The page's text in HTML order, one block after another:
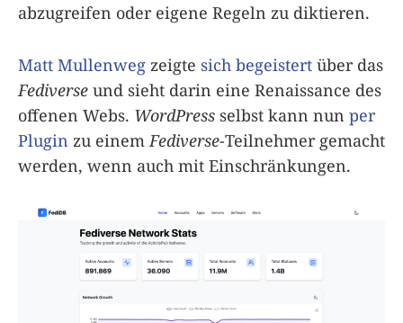
abzugreifen oder eigene Regeln zu diktieren.
Matt Mullenweg zeigte sich begeistert über das
Fediverse und sieht darin eine Renaissance des
offenen Webs. WordPress selbst kann nun per
Plugin zu einem Fediverse-Teilnehmer gemacht
werden, wenn auch mit Einschränkungen.